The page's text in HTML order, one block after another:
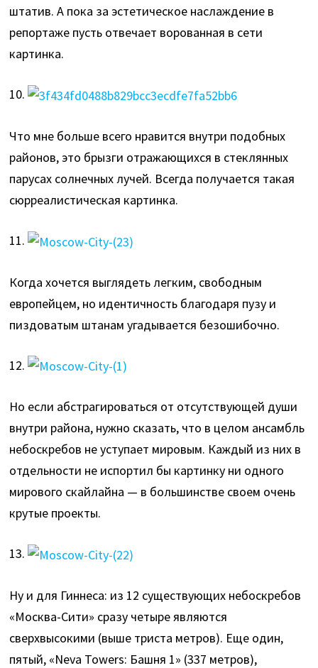
штатив. А пока за эстетическое наслаждение в
репортаже пусть отвечает ворованная в сети
картинка.
10.
Что мне больше всего нравится внутри подобных
районов, это брызги отражающихся в стеклянных
парусах солнечных лучей. Всегда получается такая
сюрреалистическая картинка.
11.
Когда хочется выглядеть легким, свободным
европейцем, но идентичность благодаря пузу и
пиздоватым штанам угадывается безошибочно.
12.
Но если абстрагироваться от отсутствующей души
внутри района, нужно сказать, что в целом ансамбль
небоскребов не уступает мировым. Каждый из них в
отдельности не испортил бы картинку ни одного
мирового скайлайна — в большинстве своем очень
крутые проекты.
13.
Ну и для Гиннеса: из 12 существующих небоскребов
«Москва-Сити» сразу четыре являются
сверхвысокими (выше триста метров). Еще один,
пятый, «Neva Towers: Башня 1» (337 метров),